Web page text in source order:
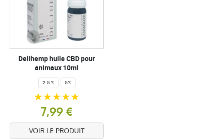
Delihemp huile CBD pour
animaux 10ml
2.5 % 5%
7,99 €
VOIR LE PRODUIT